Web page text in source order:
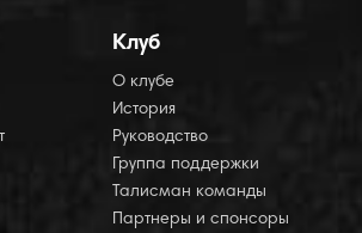
Клуб
О клубе
История
Руководство
Группа поддержки
Талисман команды
Партнеры и спонсоры